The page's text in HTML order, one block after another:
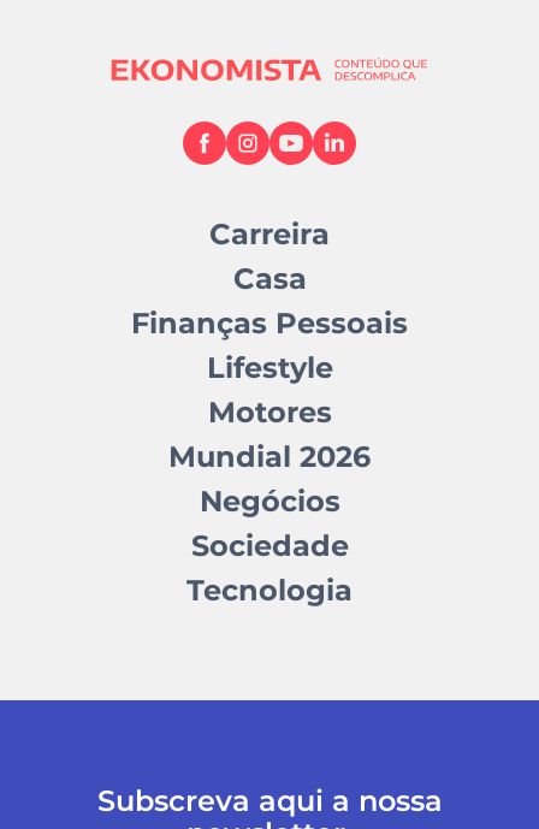
Carreira
Casa
Finanças Pessoais
Lifestyle
Motores
Mundial 2026
Negócios
Sociedade
Tecnologia
Subscreva aqui a nossa